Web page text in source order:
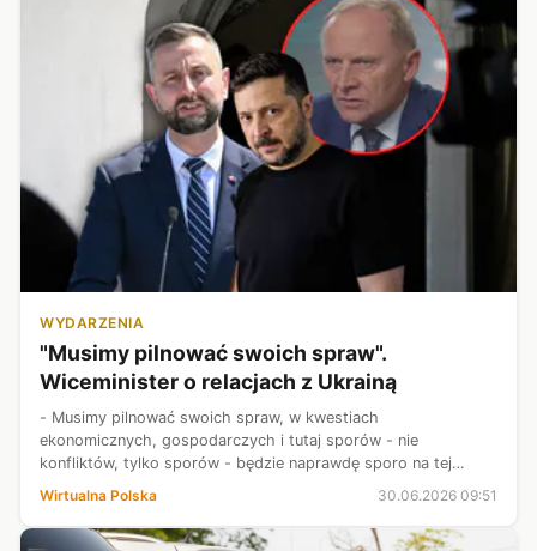
WYDARZENIA
"Musimy pilnować swoich spraw".
Wiceminister o relacjach z Ukrainą
- Musimy pilnować swoich spraw, w kwestiach
ekonomicznych, gospodarczych i tutaj sporów - nie
konfliktów, tylko sporów - będzie naprawdę sporo na tej
mieć na tej drodze sukcesy albo porażki. J...
Wirtualna Polska 30.06.2026 09:51